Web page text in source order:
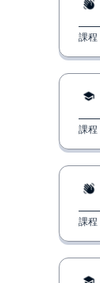
課程
課程
課程